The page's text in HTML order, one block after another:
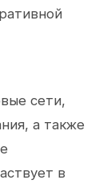
сети,
а также
в